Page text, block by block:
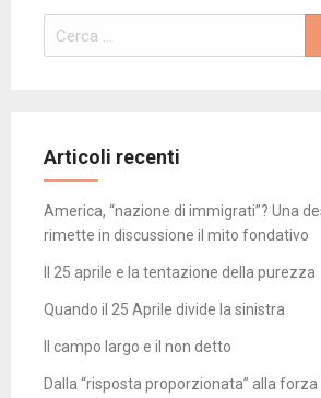
Ricerca
per:
Articoli recenti
America, “nazione di immigrati”? Una
rimette in discussione il mito fondativo
Il 25 aprile e la tentazione della purezza
Quando il 25 Aprile divide la sinistra
Il campo largo e il non detto
Dalla “risposta proporzionata” alla